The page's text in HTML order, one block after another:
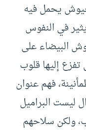
يحمل فيه
في النفوس
البيضاء على
إليها قلوب
فهم عنوان
ليست البراميل
ولكن سلاحهم